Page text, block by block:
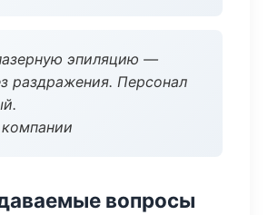
эпиляцию —
раздражения. Персонал
вопросы